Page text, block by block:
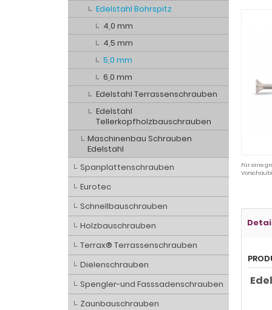
Für eine
Edelstahl Bohrspitz
4,0 mm
4,5 mm
5,0 mm
6,0 mm
Edelstahl Terrassenschrauben
Edelstahl
Tellerkopfholzbauschrauben
Maschinenbau Schrauben
Edelstahl
Spanplattenschrauben
Eurotec
Schnellbauschrauben
Holzbauschrauben
Terrax® Terrassenschrauben
Dielenschrauben
Spengler-und Fasssadenschrauben
Zaunbauschrauben